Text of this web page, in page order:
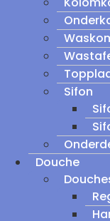
Sifon
Douche